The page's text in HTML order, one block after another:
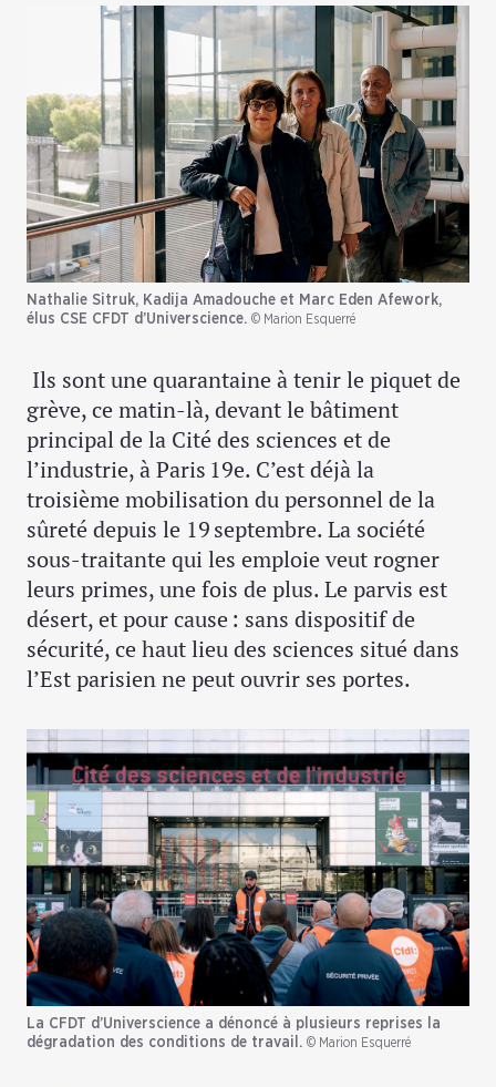
Nathalie Sitruk, Kadija Amadouche et Marc Eden Afework,
élus CSE CFDT d’Universcience. © Marion Esquerré
Ils sont une quarantaine à tenir le piquet de
grève, ce matin-là, devant le bâtiment
principal de la Cité des sciences et de
l’industrie, à Paris 19e. C’est déjà la
troisième mobilisation du personnel de la
sûreté depuis le 19 septembre. La société
sous-traitante qui les emploie veut rogner
leurs primes, une fois de plus. Le parvis est
désert, et pour cause : sans dispositif de
sécurité, ce haut lieu des sciences situé dans
l’Est parisien ne peut ouvrir ses portes.
La CFDT d’Universcience a dénoncé à plusieurs reprises la
dégradation des conditions de travail. © Marion Esquerré